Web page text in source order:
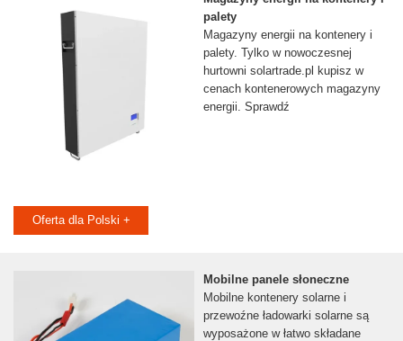
palety
Magazyny energii na kontenery i
palety. Tylko w nowoczesnej
hurtowni solartrade.pl kupisz w
cenach kontenerowych magazyny
energii. Sprawdź
Oferta dla Polski +
Mobilne panele słoneczne
Mobilne kontenery solarne i
przewoźne ładowarki solarne są
wyposażone w łatwo składane